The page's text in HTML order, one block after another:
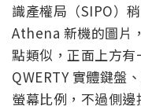
識產權局（SIPO）
Athena 新機的圖片
點類似，正面上方
QWERTY 實體鍵盤
螢幕比例，不過側